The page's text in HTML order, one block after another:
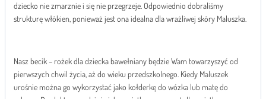
dziecko nie zmarznie i się nie przegrzeje. Odpowiednio dobraliśmy
strukturę włókien, ponieważ jest ona idealna dla wrażliwej skóry Maluszka.
Nasz becik – rożek dla dziecka bawełniany będzie Wam towarzyszyć od
pierwszych chwil życia, aż do wieku przedszkolnego. Kiedy Maluszek
urośnie można go wykorzystać jako kołderkę do wózka lub matę do